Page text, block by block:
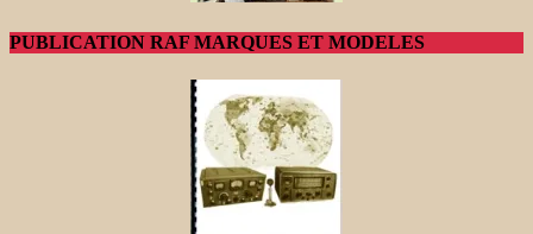
PUBLICATION RAF MARQUES ET MODELES